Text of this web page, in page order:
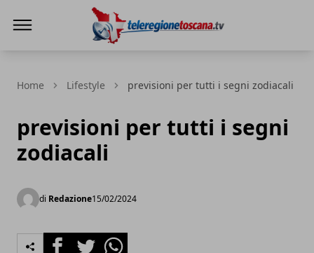
Home Lifestyle previsioni per tutti i segni zodiacali
previsioni per tutti i segni
zodiacali
di Redazione15/02/2024
FacebookTwitterWhatsapp